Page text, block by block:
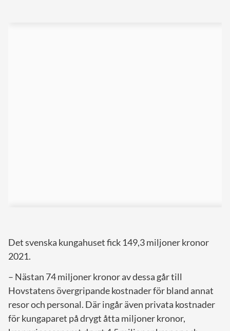
Det svenska kungahuset fick 149,3 miljoner kronor
2021.
– Nästan 74 miljoner kronor av dessa går till
Hovstatens övergripande kostnader för bland annat
resor och personal. Där ingår även privata kostnader
för kungaparet på drygt åtta miljoner kronor,